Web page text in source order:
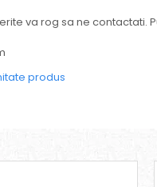
va rog sa ne contactati.
produs